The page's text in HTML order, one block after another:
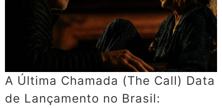
A Última Chamada (The Call) Data
de Lançamento no Brasil: